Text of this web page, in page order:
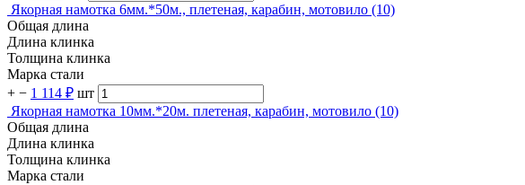
Якорная намотка 6мм.*50м., плетеная, карабин, мотовило (10)
Общая длина
Длина клинка
Толщина клинка
Марка стали
+ − 1 114 ₽ шт
Якорная намотка 10мм.*20м. плетеная, карабин, мотовило (10)
Общая длина
Длина клинка
Толщина клинка
Марка стали